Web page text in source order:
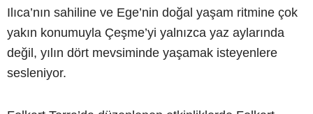
Ilıca’nın sahiline ve Ege’nin doğal yaşam ritmine çok
yakın konumuyla Çeşme’yi yalnızca yaz aylarında
değil, yılın dört mevsiminde yaşamak isteyenlere
sesleniyor.